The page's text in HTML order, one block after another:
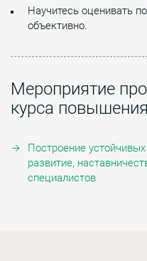
Научитесь оценивать
объективно.
Мероприятие
курса
Построение
развитие,
специалистов